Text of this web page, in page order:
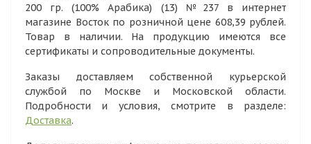
200 гр. (100% Арабика) (13) №237 в интернет
магазине Восток по розничной цене 608,39 рублей.
Товар в наличии. На продукцию имеются все
сертификаты и сопроводительные документы.
Заказы доставляем собственной курьерской
службой по Москве и Московской области.
Подробности и условия, смотрите в разделе:
Доставка.